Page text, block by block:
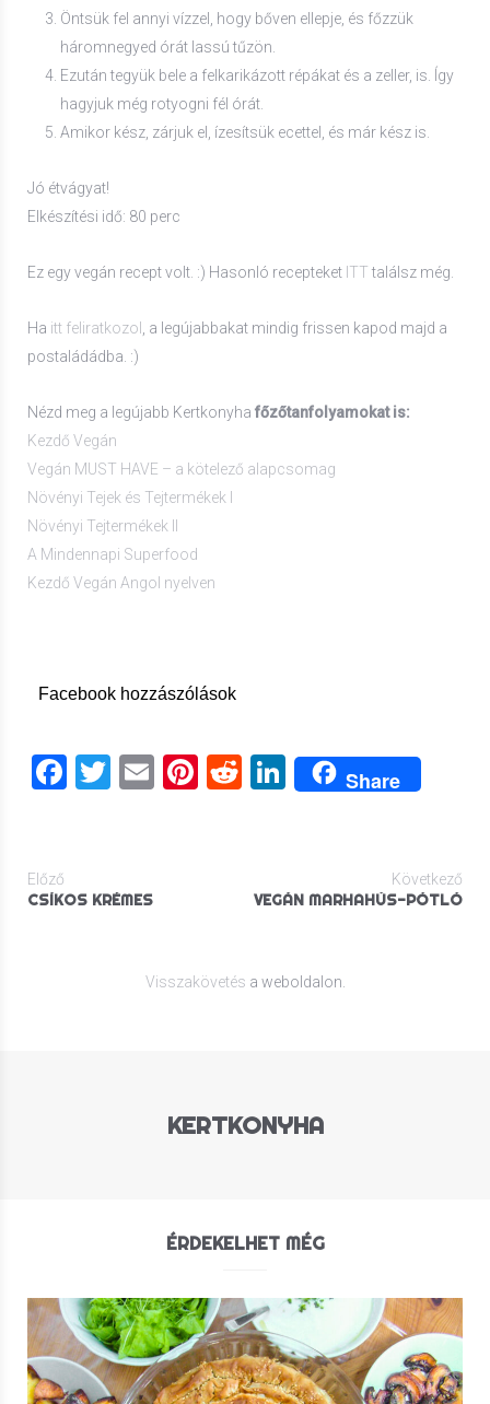
Öntsük fel annyi vízzel, hogy bőven ellepje, és főzzük
háromnegyed órát lassú tűzön.
Ezután tegyük bele a felkarikázott répákat és a zeller, is. Így
hagyjuk még rotyogni fél órát.
Amikor kész, zárjuk el, ízesítsük ecettel, és már kész is.
Jó étvágyat!
Elkészítési idő: 80 perc
Ez egy vegán recept volt. :) Hasonló recepteket ITT találsz még.
Ha itt feliratkozol
, a legújabbakat mindig frissen kapod majd a
postaládádba. :)
Nézd meg a legújabb Kertkonyha főzőtanfolyamokat is:
Kezdő Vegán
Vegán MUST HAVE – a kötelező alapcsomag
Növényi Tejek és Tejtermékek I
Növényi Tejtermékek II
A Mindennapi Superfood
Kezdő Vegán Angol nyelven
Facebook hozzászólások
Facebook
Twitter
EmailPinterest
RedditLinkedIn
Share
Előző
CSÍKOS KRÉMES
Következő
VEGÁN MARHAHÚS-PÓTLÓ
Visszakövetés a weboldalon.
KERTKONYHA
ÉRDEKELHET MÉG